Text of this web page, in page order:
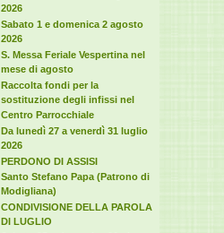
2026
Sabato 1 e domenica 2 agosto
2026
S. Messa Feriale Vespertina nel
mese di agosto
Raccolta fondi per la
sostituzione degli infissi nel
Centro Parrocchiale
Da lunedì 27 a venerdì 31 luglio
2026
PERDONO DI ASSISI
Santo Stefano Papa (Patrono di
Modigliana)
CONDIVISIONE DELLA PAROLA
DI LUGLIO